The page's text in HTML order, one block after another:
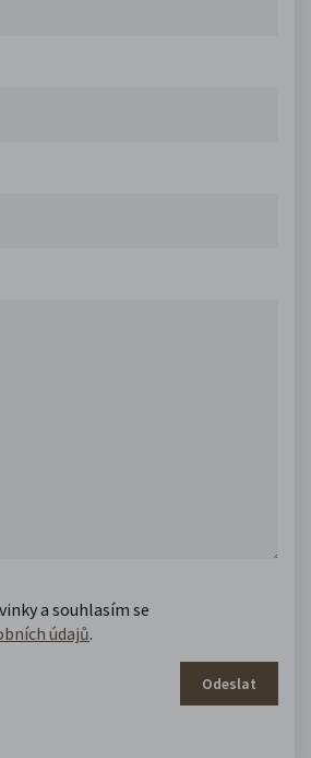
a souhlasím se
údajů.
Odeslat